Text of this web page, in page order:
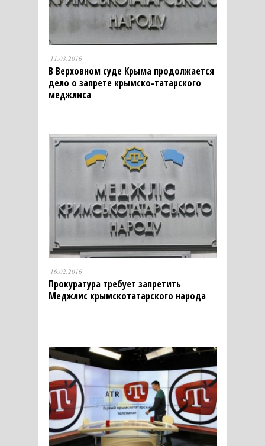
11.03.2016
В Верховном суде Крыма продолжается
дело о запрете крымско-татарского
меджлиса
16.02.2016
Прокуратура требует запретить
Меджлис крымскотатарского народа